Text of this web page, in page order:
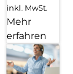
inkl. MwSt.
Mehr
erfahren